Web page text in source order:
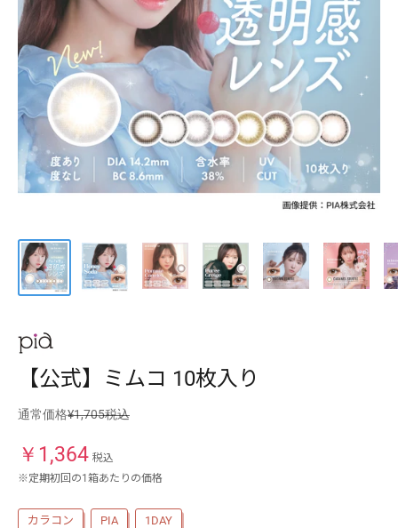
コラム
ご利用ガイド
よくあるご質問
【公式】ミムコ 10枚入り
通常価格¥1,705税込
￥ 1,364 税込
※定期初回の1箱あたりの価格
カラコン PIA 1DAY